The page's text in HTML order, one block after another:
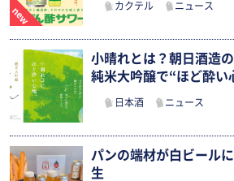
カクテル ニュース
小晴れとは？朝日酒造
純米大吟醸で“ほど酔い
日本酒 ニュース
パンの端材が白ビール
生